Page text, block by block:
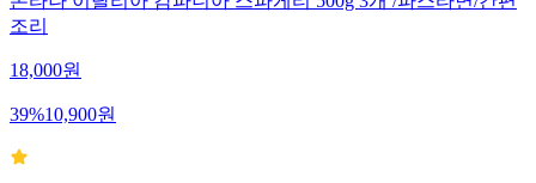
폰타나 이탈리아 캄파니아 스파게티 500g 3개 /파스타면/간편
조리
18,000원
39%10,900원